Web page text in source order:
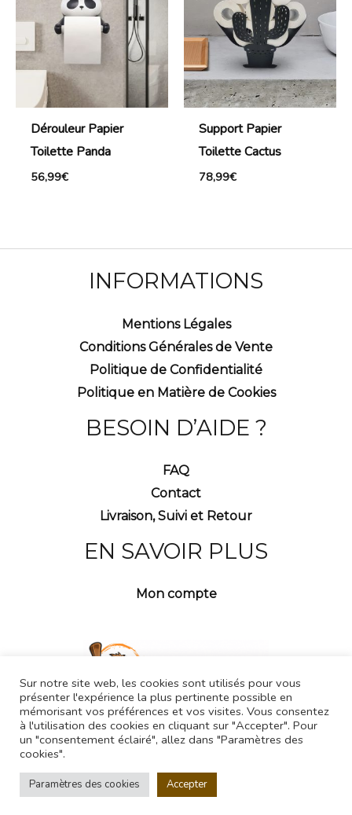
Dérouleur Papier
Toilette Panda
56,99€
Support Papier
Toilette Cactus
78,99€
INFORMATIONS
Mentions Légales
Conditions Générales de Vente
Politique de Confidentialité
Politique en Matière de Cookies
BESOIN D’AIDE ?
FAQ
Contact
Livraison, Suivi et Retour
EN SAVOIR PLUS
Mon compte
Copyright © 2026 Crotesque
Sur notre site web, les cookies sont utilisés pour vous
présenter l'expérience la plus pertinente possible en
mémorisant vos préférences et vos visites. Vous consentez
à l'utilisation des cookies en cliquant sur "Accepter". Pour
un "consentement éclairé", allez dans "Paramètres des
cookies".
Paramètres des cookies Accepter